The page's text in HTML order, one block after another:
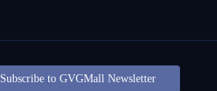
Subscribe to GVGMall Newsletter